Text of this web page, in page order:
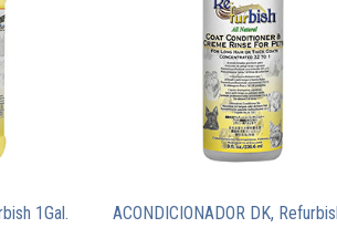
1Gal. ACONDICIONADOR DK,